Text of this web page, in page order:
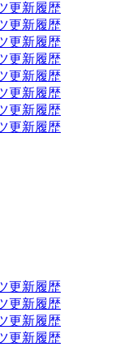
更新履歴
更新履歴
更新履歴
更新履歴
更新履歴
更新履歴
更新履歴
更新履歴
更新履歴
更新履歴
更新履歴
更新履歴